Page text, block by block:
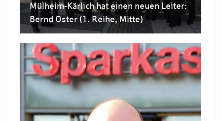
Mülheim-Kärlich hat einen neuen Leiter:
Bernd Oster (1. Reihe, Mitte)